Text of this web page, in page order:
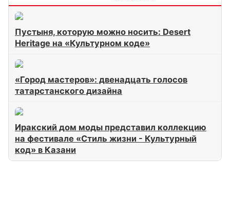
Пустыня, которую можно носить: Desert
Heritage на «Культурном коде»
«Город мастеров»: двенадцать голосов
татарстанского дизайна
Иракский дом моды представил коллекцию
на фестивале «Стиль жизни - Культурный
код» в Казани